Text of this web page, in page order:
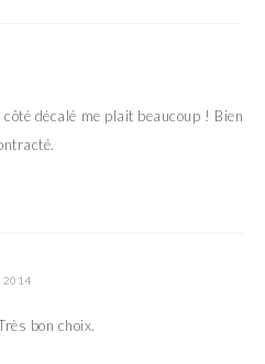
décalé me plait beaucoup ! Bien
2014
bon choix.